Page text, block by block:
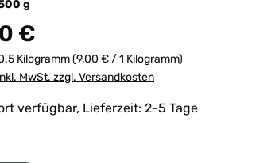
g
Preis:
€
Kilogramm(9,00 € / 1 Kilogramm)
MwSt. zzgl. Versandkosten
verfügbar, Lieferzeit: 2-5 Tage